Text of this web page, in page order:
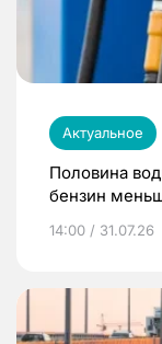
Актуальное
Половина
бензин
14:00 / 31.07.26